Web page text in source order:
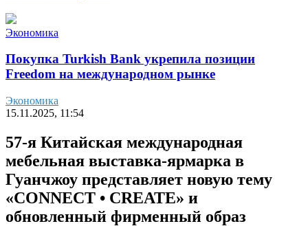
Экономика
Покупка Turkish Bank укрепила позиции
Freedom на международном рынке
Экономика
15.11.2025, 11:54
57-я Китайская международная
мебельная выставка-ярмарка в
Гуанчжоу представляет новую тему
«CONNECT • CREATE» и
обновленный фирменный образ